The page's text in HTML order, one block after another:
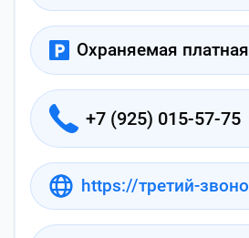
Охраняемая платная
+7 (925) 015-57-75
https://третий-